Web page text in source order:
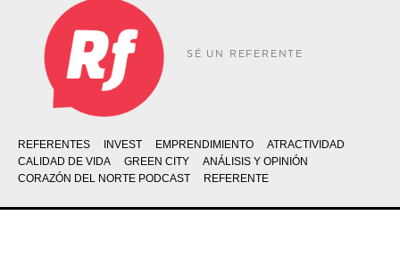
SÉ UN REFERENTE
REFERENTES INVEST EMPRENDIMIENTO
ATRACTIVIDAD
CALIDAD DE VIDA
GREEN CITY
ANÁLISIS Y OPINIÓN
CORAZÓN DEL NORTE PODCAST
REFERENTE